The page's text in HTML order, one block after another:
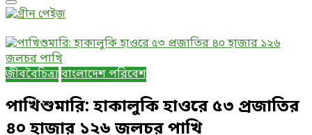
Primary
Menu
জীববৈচিত্র্যবাংলাদেশ পরিবেশ
পাখিশুমারি: হাকালুকি হাওরে ৫৩ প্রজাতির
৪০ হাজার ১২৬ জলচর পাখি